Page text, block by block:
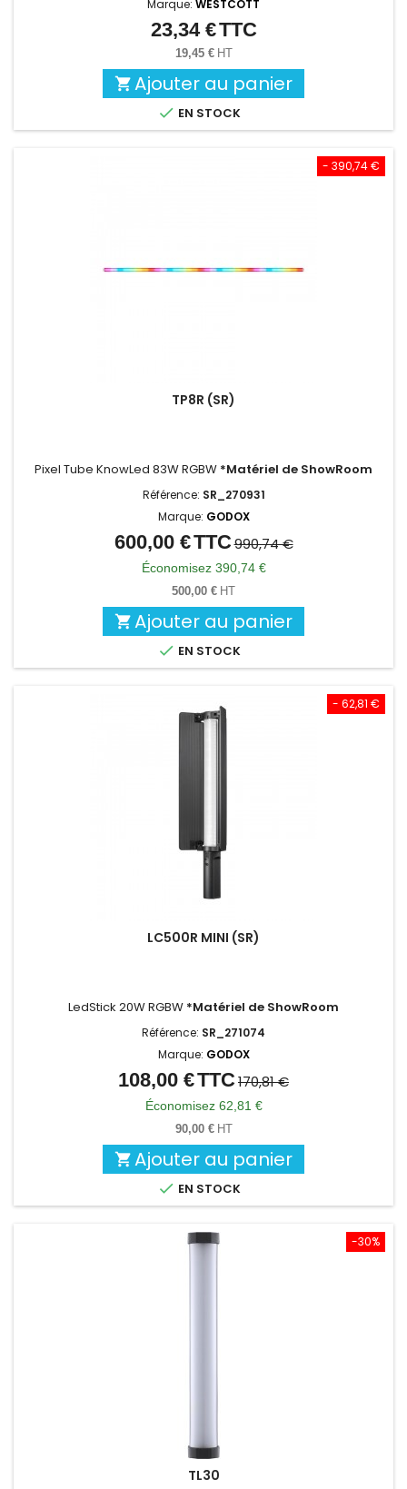
Marque: WESTCOTT
Prix
23,34 €TTC
19,45 € HT
 Ajouter au panier
 EN STOCK
- 390,74 €
TP8R (SR)
Pixel Tube KnowLed 83W RGBW *Matériel de ShowRoom
Référence: SR_270931
Marque: GODOX
Prix
Prix
de
base
600,00 €TTC990,74 €
Économisez 390,74 €
500,00 € HT
 Ajouter au panier
 EN STOCK
- 62,81 €
LC500R MINI (SR)
LedStick 20W RGBW *Matériel de ShowRoom
Référence: SR_271074
Marque: GODOX
Prix
Prix
de
base
108,00 €TTC170,81 €
Économisez 62,81 €
90,00 € HT
 Ajouter au panier
 EN STOCK
-30%
TL30